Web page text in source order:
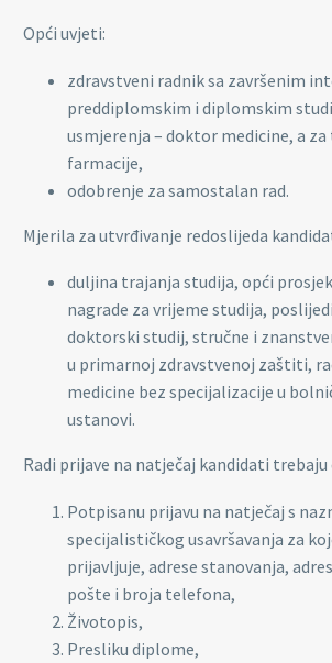
Opći uvjeti:
zdravstveni radnik sa završenim
preddiplomskim i diplomskim
usmjerenja – doktor medicine, a
farmacije,
odobrenje za samostalan rad.
Mjerila za utvrđivanje redoslijeda
duljina trajanja studija, opći
nagrade za vrijeme studija,
doktorski studij, stručne i
u primarnoj zdravstvenoj zaštiti,
medicine bez specijalizacije u
ustanovi.
Radi prijave na natječaj kandidati
Potpisanu prijavu na natječaj s
specijalističkog usavršavanja za
prijavljuje, adrese stanovanja,
pošte i broja telefona,
Životopis,
Presliku diplome,